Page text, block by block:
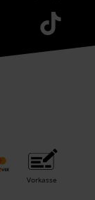
Vorkasse